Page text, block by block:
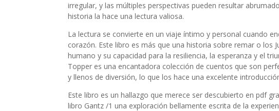
irregular, y las múltiples perspectivas pueden resultar
historia la hace una lectura valiosa.
La lectura se convierte en un viaje íntimo y personal cuando
corazón. Este libro es más que una historia sobre remar o los
humano y su capacidad para la resiliencia, la esperanza y el
Topper es una encantadora colección de cuentos que son
y llenos de diversión, lo que los hace una excelente
Este libro es un hallazgo que merece ser descubierto en pdf
libro Gantz /1 una exploración bellamente escrita de la